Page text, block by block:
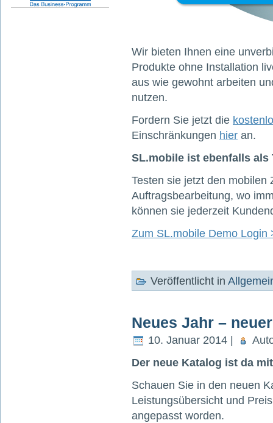
Wir bieten Ihnen eine
Produkte ohne Installation
aus wie gewohnt arbeiten
nutzen.
Fordern Sie jetzt die
Einschränkungen hier an.
SL.mobile ist ebenfalls
Testen sie jetzt den mobilen
Auftragsbearbeitung, wo
können sie jederzeit
Zum SL.mobile Demo Login
Veröffentlicht in
Neues Jahr –
10. Januar 2014 |
Der neue Katalog ist da
Schauen Sie in den neuen
Leistungsübersicht und
angepasst worden.